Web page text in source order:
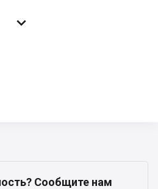

Сообщите нам